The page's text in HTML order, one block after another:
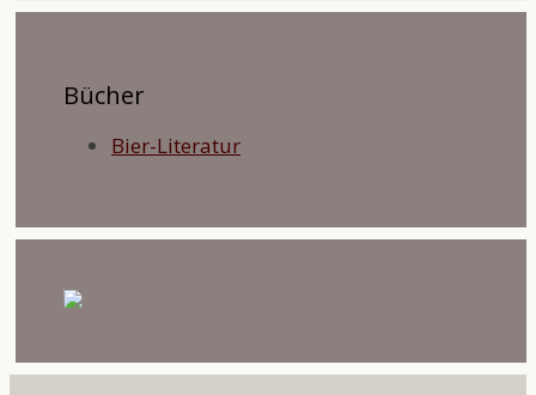
Bücher
Bier-Literatur